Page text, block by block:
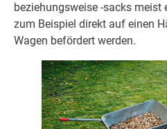
beziehungsweise -sacks meist
zum Beispiel direkt auf einen
Wagen befördert werden.